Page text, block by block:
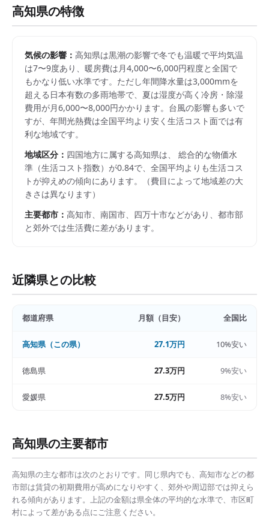
高知県の特徴
気候の影響： 高知県は黒潮の影響で冬でも温暖で平均気温
は7〜9度あり、暖房費は月4,000〜6,000円程度と全国で
もかなり低い水準です。ただし年間降水量は3,000mmを
超える日本有数の多雨地帯で、夏は湿度が高く冷房・除湿
費用が月6,000〜8,000円かかります。台風の影響も多いで
すが、年間光熱費は全国平均より安く生活コスト面では有
利な地域です。
地域区分： 四国地方に属する高知県は、 総合的な物価水
準（生活コスト指数）が0.84で、 全国平均よりも生活コス
トが抑えめの傾向にあります。
（費目によって地域差の大
きさは異なります）
主要都市： 高知市、南国市、四万十市などがあり、都市部
と郊外では生活費に差があります。
近隣県との比較
都道府県 月額（目安） 全国比
高知県（この県） 27.1万円 10%安い
徳島県 27.3万円 9%安い
愛媛県 27.5万円 8%安い
高知県の主要都市
高知県の主な都市は次のとおりです。同じ県内でも、 高知市などの都
市部は賃貸の初期費用が高めになりやすく、郊外や周辺部では抑えら
れる傾向があります。上記の金額は県全体の平均的な水準で、市区町
村によって差がある点にご注意ください。